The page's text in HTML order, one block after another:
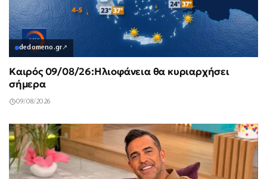
dedomeno.gr↗
Καιρός 09/08/26:Ηλιοφάνεια θα κυριαρχήσει
σήμερα
09/08/2026